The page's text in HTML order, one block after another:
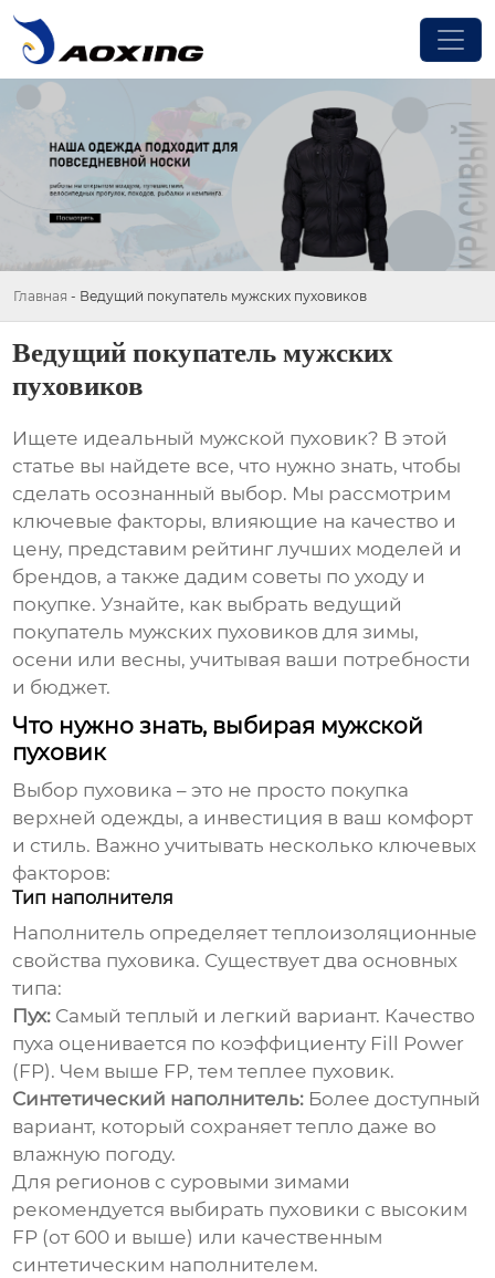
Главная - Ведущий покупатель мужских пуховиков
Ведущий покупатель мужских
пуховиков
Ищете идеальный мужской пуховик? В этой
статье вы найдете все, что нужно знать, чтобы
сделать осознанный выбор. Мы рассмотрим
ключевые факторы, влияющие на качество и
цену, представим рейтинг лучших моделей и
брендов, а также дадим советы по уходу и
покупке. Узнайте, как выбрать ведущий
покупатель мужских пуховиков для зимы,
осени или весны, учитывая ваши потребности
и бюджет.
Что нужно знать, выбирая мужской
пуховик
Выбор пуховика – это не просто покупка
верхней одежды, а инвестиция в ваш комфорт
и стиль. Важно учитывать несколько ключевых
факторов:
Тип наполнителя
Наполнитель определяет теплоизоляционные
свойства пуховика. Существует два основных
типа:
Пух: Самый теплый и легкий вариант. Качество
пуха оценивается по коэффициенту Fill Power
(FP). Чем выше FP, тем теплее пуховик.
Синтетический наполнитель: Более доступный
вариант, который сохраняет тепло даже во
влажную погоду.
Для регионов с суровыми зимами
рекомендуется выбирать пуховики с высоким
FP (от 600 и выше) или качественным
синтетическим наполнителем.